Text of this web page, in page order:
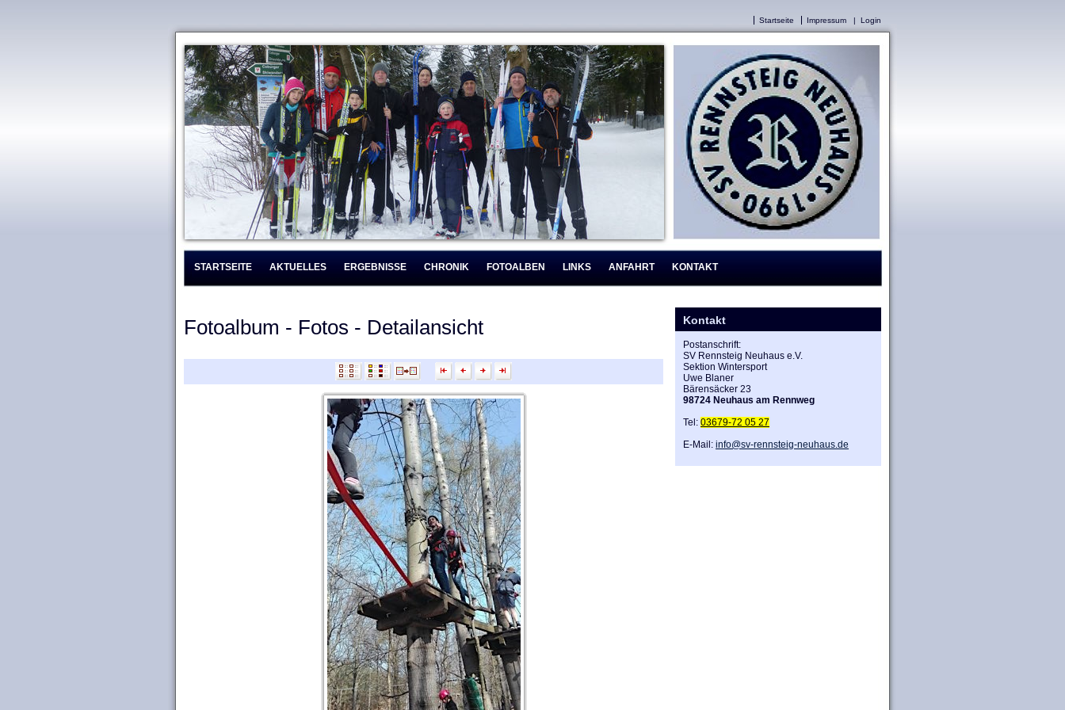
Startseite Impressum | Login
STARTSEITE AKTUELLES ERGEBNISSE CHRONIK FOTOALBEN LINKS ANFAHRT KONTAKT
Fotoalbum - Fotos - Detailansicht Kontakt
Postanschrift:
SV Rennsteig Neuhaus e.V.
Sektion Wintersport
Uwe Blaner
Bärensäcker 23
98724 Neuhaus am Rennweg
Tel: 03679-72 05 27
E-Mail: info@sv-rennsteig-neuhaus.de